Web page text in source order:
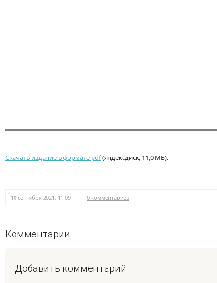
Скачать издание в формате pdf(яндексдиск; 11,0 МБ).
10 сентября 2021, 11:09 0 комментариев
Комментарии
Добавить комментарий